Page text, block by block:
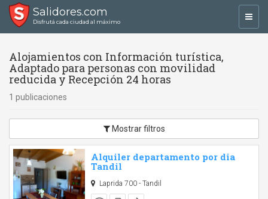
Salidores.com
Disfrutá cada ciudad al máximo
Alojamientos con Información turística,
Adaptado para personas con movilidad
reducida y Recepción 24 horas
1 publicaciones
Mostrar filtros
Alquiler departamento por dia
Tandil
Laprida 700 - Tandil